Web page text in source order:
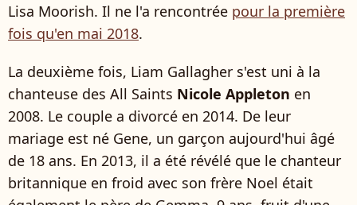
Lisa Moorish. Il ne l'a rencontrée pour la première
fois qu'en mai 2018.
La deuxième fois, Liam Gallagher s'est uni à la
chanteuse des All Saints Nicole Appleton en
2008. Le couple a divorcé en 2014. De leur
mariage est né Gene, un garçon aujourd'hui âgé
de 18 ans. En 2013, il a été révélé que le chanteur
britannique en froid avec son frère Noel était